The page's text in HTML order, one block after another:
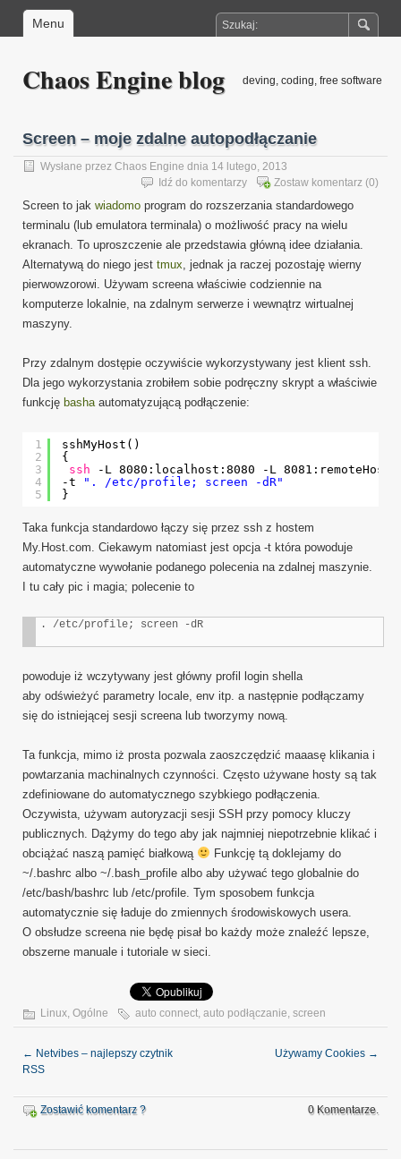
Menu
Chaos Engine blog deving, coding, free software
Screen – moje zdalne autopodłączanie
Wysłane przez Chaos Engine dnia 14 lutego, 2013
Zostaw komentarz (0)
Idź do komentarzy
Screen to jak wiadomo program do rozszerzania standardowego
terminalu (lub emulatora terminala) o możliwość pracy na wielu
ekranach. To uproszczenie ale przedstawia główną idee działania.
Alternatywą do niego jest tmux, jednak ja raczej pozostaję wierny
pierwowzorowi. Używam screena właściwie codziennie na
komputerze lokalnie, na zdalnym serwerze i wewnątrz wirtualnej
maszyny.
Przy zdalnym dostępie oczywiście wykorzystywany jest klient ssh.
Dla jego wykorzystania zrobiłem sobie podręczny skrypt a właściwie
funkcję bashaautomatyzującą podłączenie:
1
2
3
4
5
sshMyHost()
{
ssh
-L 8080:localhost:8080 -L
-t
". /etc/profile; screen -dR"
}
Taka funkcja standardowo łączy się przez ssh z hostem
My.Host.com. Ciekawym natomiast jest opcja -t która powoduje
automatyczne wywołanie podanego polecenia na zdalnej maszynie.
I tu cały pic i magia; polecenie to
. /etc/profile; screen -dR
powoduje iż wczytywany jest główny profil login shella
aby odświeżyć parametry locale, env itp. a następnie podłączamy
się do istniejącej sesji screena lub tworzymy nową.
Ta funkcja, mimo iż prosta pozwala zaoszczędzić maaasę klikania i
powtarzania machinalnych czynności. Często używane hosty są tak
zdefiniowane do automatycznego szybkiego podłączenia.
Oczywista, używam autoryzacji sesji SSH przy pomocy kluczy
publicznych. Dążymy do tego aby jak najmniej niepotrzebnie klikać i
obciążać naszą pamięć białkową
Funkcję tą doklejamy do
~/.bashrc albo ~/.bash_profile albo aby używać tego globalnie do
/etc/bash/bashrc lub /etc/profile. Tym sposobem funkcja
automatycznie się ładuje do zmiennych środowiskowych usera.
O obsłudze screena nie będę pisał bo każdy może znaleźć lepsze,
obszerne manuale i tutoriale w sieci.
Linux, Ogólne auto connect, auto podłączanie, screen
← Netvibes – najlepszy czytnik
RSS
Używamy Cookies →
Zostawić komentarz ? 0 Komentarze.